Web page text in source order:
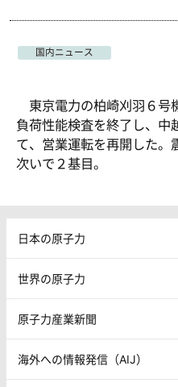
国内ニュース
東京電力の柏崎刈羽６号
負荷性能検査を終了し、中
て、営業運転を再開した。
次いで２基目。
日本の原子力
世界の原子力
原子力産業新聞
海外への情報発信（AIJ）